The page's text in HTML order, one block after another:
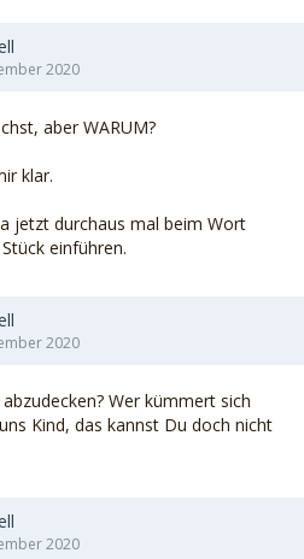
2020
aber WARUM?
klar.
jetzt durchaus mal beim Wort
einführen.
2020
Wer kümmert sich
Kind, das kannst Du doch nicht
2020